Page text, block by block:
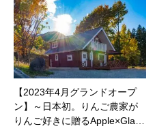
【2023年4月グランドオープ
ン】～日本初。りんご農家が
りんご好きに贈るApple×Gla…